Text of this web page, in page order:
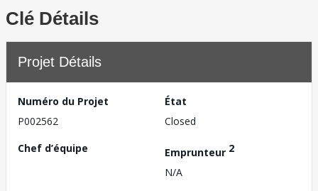
Clé Détails
Projet Détails
Numéro du Projet
P002562
État
Closed
Chef d’équipe
Emprunteur 2
N/A